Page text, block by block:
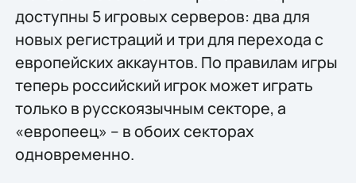
доступны 5 игровых серверов: два для
новых регистраций и три для перехода с
европейских аккаунтов. По правилам игры
теперь российский игрок может играть
только в русскоязычным секторе, а
«европеец» – в обоих секторах
одновременно.